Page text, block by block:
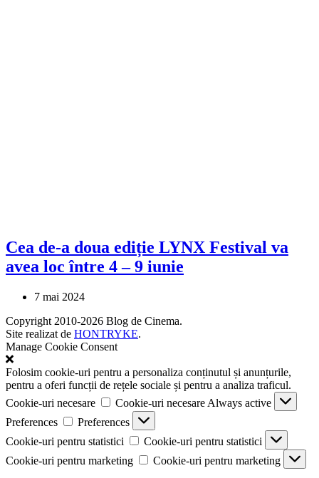
Cea de-a doua ediție LYNX Festival va
avea loc între 4 – 9 iunie
7 mai 2024
Copyright 2010-2026 Blog de Cinema.
Site realizat de HONTRYKE.
Manage Cookie Consent
Folosim cookie-uri pentru a personaliza conținutul și anunțurile,
pentru a oferi funcții de rețele sociale și pentru a analiza traficul.
Cookie-uri necesare
Cookie-uri necesare Always active
Preferences
Preferences
Cookie-uri pentru statistici
Cookie-uri pentru statistici
Cookie-uri pentru marketing
Cookie-uri pentru marketing